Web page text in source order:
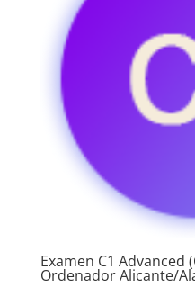
Examen C1 Advanced
Ordenador Alicante/